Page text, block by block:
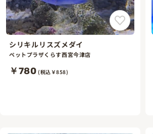
シリキルリスズメダイ
ペットプラザくらす西宮今津店
￥780 (税込￥858)